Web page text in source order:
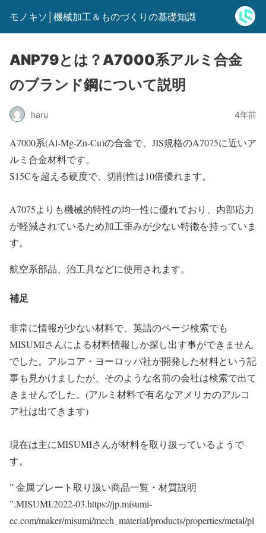
モノキソ│機械加工＆ものづくりの基礎知識
ANP79とは？A7000系アルミ合金
のブランド鋼について説明
haru 4年前
A7000系(Al-Mg-Zn-Cu)の合金で、JIS規格のA7075に近いア
ルミ合金材料です。
S15Cを超える硬度で、切削性は10倍優れます。
A7075よりも機械的特性の均一性に優れており、内部応力
が軽減されているため加工歪みが少ない特徴を持っていま
す。
航空系部品、治工具などに使用されます。
補足
非常に情報が少ない材料で、英語のページ検索でも
MISUMIさんによる材料情報しか探し出す事ができません
でした。アルコア・ヨーロッパ社が開発した材料という記
事も見かけましたが、そのような名前の会社は検索で出て
きませんでした。(アルミ材料で有名なアメリカのアルコ
ア社は出てきます)
現在は主にMISUMIさんが材料を取り扱っているようで
す。
” 金属プレート取り扱い商品一覧・材質説明
”.MISUMI.2022-03.https://jp.misumi-
ec.com/maker/misumi/mech_material/products/properties/metal/pl